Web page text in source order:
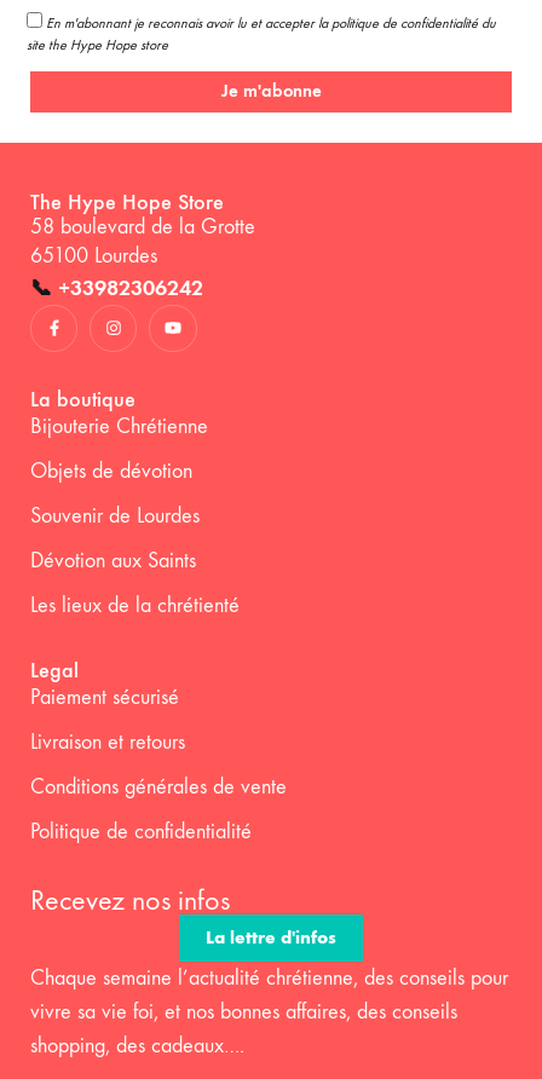
En m'abonnant je reconnais avoir lu et accepter la politique de confidentialité du
site the Hype Hope store
Je m'abonne
The Hype Hope Store
58 boulevard de la Grotte
65100 Lourdes
📞 +33982306242
La boutique
Bijouterie Chrétienne
Objets de dévotion
Souvenir de Lourdes
Dévotion aux Saints
Les lieux de la chrétienté
Legal
Paiement sécurisé
Livraison et retours
Conditions générales de vente
Politique de confidentialité
Recevez nos infos
La lettre d'infos
Chaque semaine l’actualité chrétienne, des conseils pour
vivre sa vie foi, et nos bonnes affaires, des conseils
shopping, des cadeaux….